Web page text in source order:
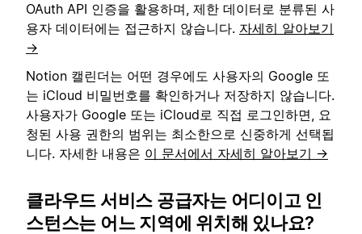
OAuth API 인증을 활용하며, 제한 데이터로 분류된 사
용자 데이터에는 접근하지 않습니다. 자세히 알아보기
→
Notion 캘린더는 어떤 경우에도 사용자의 Google 또
는 iCloud 비밀번호를 확인하거나 저장하지 않습니다.
사용자가 Google 또는 iCloud로 직접 로그인하면, 요
청된 사용 권한의 범위는 최소한으로 신중하게 선택됩
니다. 자세한 내용은 이 문서에서 자세히 알아보기 →
클라우드 서비스 공급자는 어디이고 인
스턴스는 어느 지역에 위치해 있나요?